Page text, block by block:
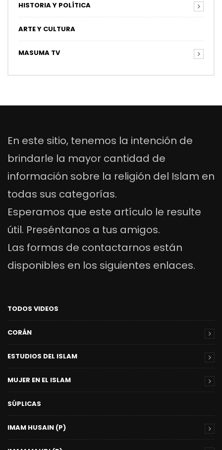
HISTORIA Y POLÍTICA
ARTE Y CULTURA
MASUMA TV
En este sitio, tenemos la intención de
brindarle la mayor cantidad de
información sobre la religión del Islam en
todas sus categorías.
Esperamos que este artículo le resulte
útil. Preséntanos a tus amigos.
Las formas de contactarnos están
disponibles en los siguientes enlaces.
TODOS VIDEOS
CORÁN
ESTUDIOS DEL ISLAM
MUJER EN EL ISLAM
SÚPLICAS
IMAM HUSAIN (P)